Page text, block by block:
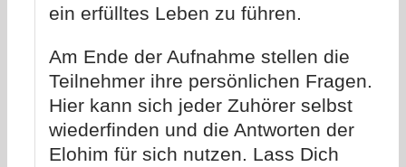
ein erfülltes Leben zu führen.
Am Ende der Aufnahme stellen die
Teilnehmer ihre persönlichen Fragen.
Hier kann sich jeder Zuhörer selbst
wiederfinden und die Antworten der
Elohim für sich nutzen. Lass Dich